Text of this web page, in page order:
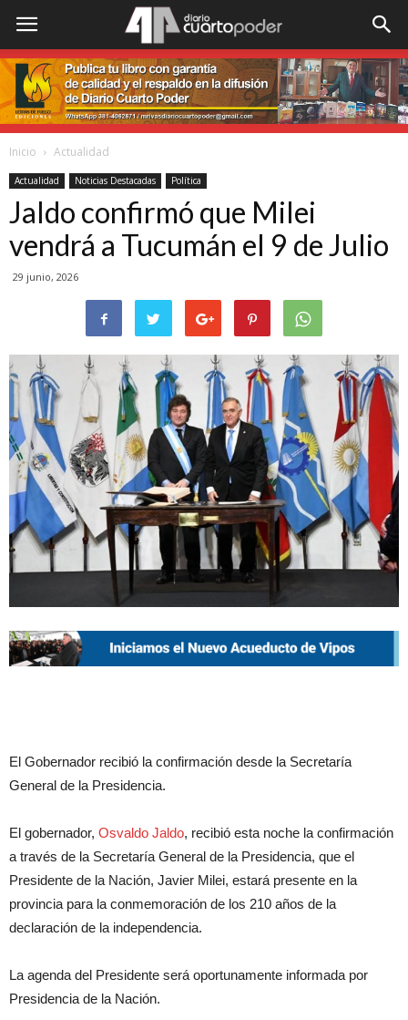
Inicio Actualidad
Actualidad Noticias Destacadas Política
Jaldo confirmó que Milei
vendrá a Tucumán el 9 de Julio
29 junio, 2026
El Gobernador recibió la confirmación desde la Secretaría
General de la Presidencia.
El gobernador, Osvaldo Jaldo, recibió esta noche la confirmación
a través de la Secretaría General de la Presidencia, que el
Presidente de la Nación, Javier Milei, estará presente en la
provincia para la conmemoración de los 210 años de la
declaración de la independencia.
La agenda del Presidente será oportunamente informada por
Presidencia de la Nación.